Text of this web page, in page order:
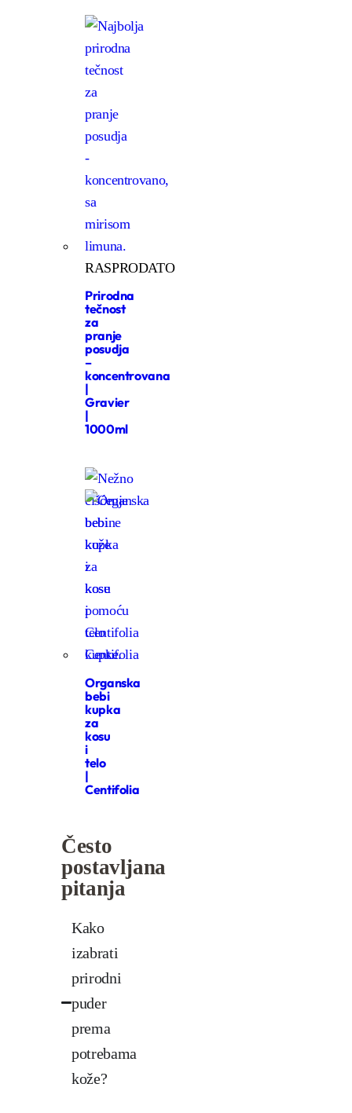
RASPRODATO
Prirodna
tečnost
za
pranje
posudja
–
koncentrovana
|
Gravier
|
1000ml
Organska
bebi
kupka
za
kosu
i
telo
|
Centifolia
Često
postavljana
pitanja
Kako
izabrati
prirodni
puder
prema
potrebama
kože?